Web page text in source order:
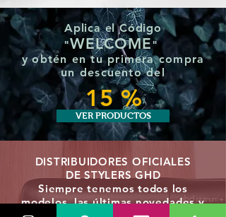
Aplica el Código
"WELCOME "
yobtén en tu primera compra
undescuento del
15 %
VER PRODUCTOS
DISTRIBUIDORES OFICIALES
DE STYLERS GHD
Siempre tenemos todos los
modelos, las últimasnovedades y